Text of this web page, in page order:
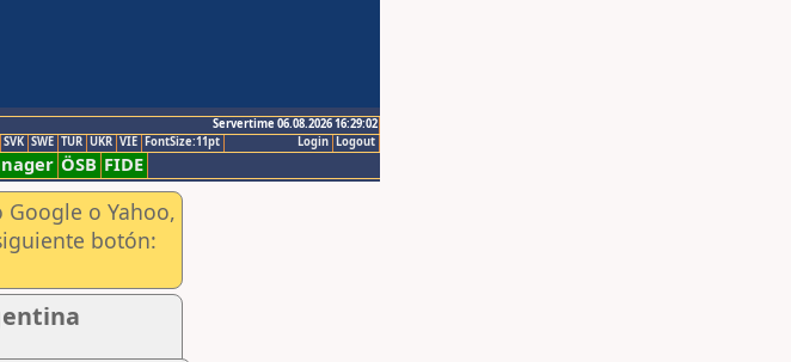
Servertime 06.08.2026 16:29:02
Logout
Login
SVK SWE TUR UKR VIE FontSize:11pt
ÖSB FIDE
o Yahoo,
botón: